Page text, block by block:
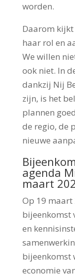
worden.
Daarom
haar rol en
We willen
ook niet. In
dankzij Nij
zijn, is het
plannen
de regio, de
nieuwe
agenda
maart
Op 19 maart
bijeenkomst
en
bijeenkomst
economie